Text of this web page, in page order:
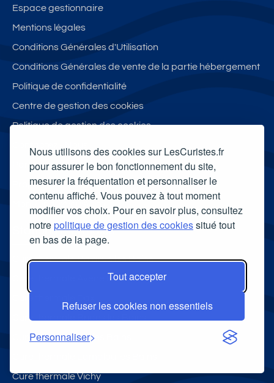
Nous utilisons des cookies sur LesCuristes.fr
pour assurer le bon fonctionnement du site,
mesurer la fréquentation et personnaliser le
contenu affiché. Vous pouvez à tout moment
modifier vos choix. Pour en savoir plus, consultez
notrepolitique de gestion des cookiessitué tout
en bas de la page.
Tout accepter
Refuser les cookies non essentiels
Personnaliser
Espace gestionnaire
Mentions légales
Conditions Générales d'Utilisation
Conditions Générales de vente de la partie hébergement
Politique de confidentialité
Centre de gestion des cookies
Politique de gestion des cookies
Partenaires
Proposer une location
Stations thermales
Cure thermale Balaruc les Bains
Cure thermale Avène les Bains
Cure thermale Brides les Bains
Cure thermale Aix les Bains
Cure thermale Vichy